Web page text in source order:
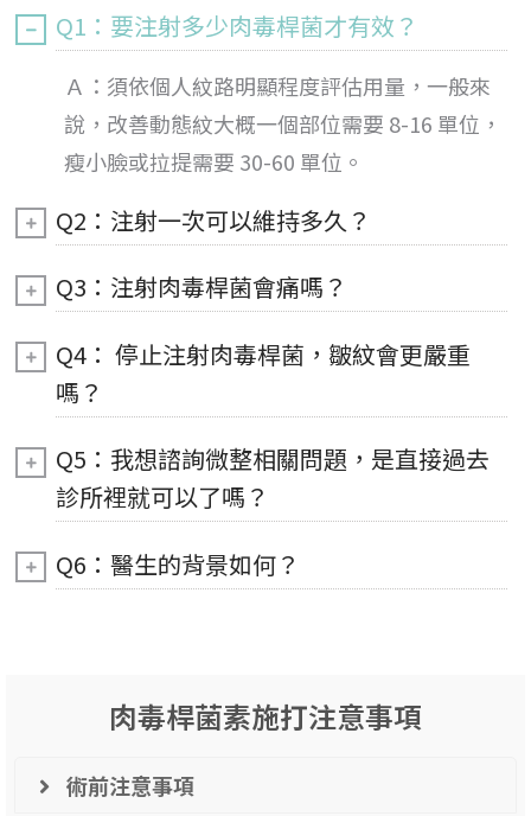
Q1：要注射多少肉毒桿菌才有效？
Ａ： 須依個人紋路明顯程度評估用量，一般來
說，改善動態紋大概一個部位需要 8-16 單位，
瘦小臉或拉提需要 30-60 單位。
Q2：注射一次可以維持多久？
Q3：注射肉毒桿菌會痛嗎？
Q4： 停止注射肉毒桿菌，皺紋會更嚴重
嗎？
Q5：我想諮詢微整相關問題，是直接過去
診所裡就可以了嗎？
Q6：醫生的背景如何？
肉毒桿菌素施打注意事項
術前注意事項